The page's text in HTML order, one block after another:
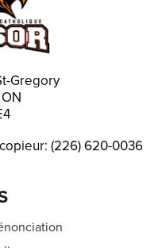
Gregory
(226) 620-0036